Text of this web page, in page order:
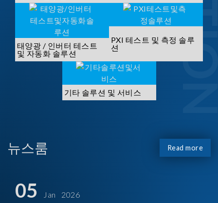
태양광 / 인버터 테스트
및 자동화 솔루션
PXI 테스트 및 측정 솔루
션
기타 솔루션 및 서비스
뉴스룸 Read more
05 Jan 2026